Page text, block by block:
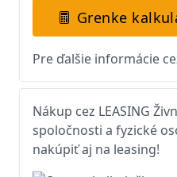
Grenke
Pre ďalšie informácie
Nákup cez LEASING
spoločnosti a fyzické
nakúpiť aj na leasing!